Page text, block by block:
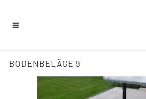
BODENBELÄGE 9